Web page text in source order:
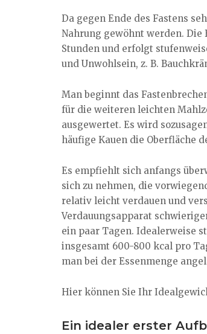
Da gegen Ende des Fastens
Nahrung gewöhnt werden.
Stunden und erfolgt
und Unwohlsein, z. B.
Man beginnt das
für die weiteren leichten
ausgewertet. Es wird
häufige Kauen die Oberfläche
Es empfiehlt sich anfangs
sich zu nehmen, die
relativ leicht verdauen und
Verdauungsapparat
ein paar Tagen. Idealerweise
insgesamt 600-800 kcal pro
man bei der Essenmenge
Hier können Sie Ihr
Ein idealer erster